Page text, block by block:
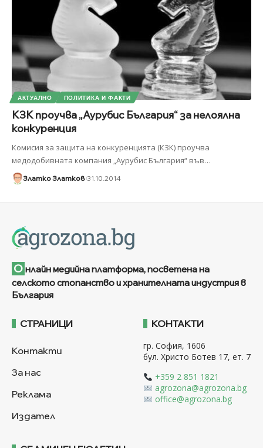
АКТУАЛНО ПОЛИТИКА И ФАКТИ
КЗК проучва „Аурубис България“ за нелоялна
конкуренция
Комисия за защита на конкуренцията (КЗК) проучва
медодобивната компания „Аурубис България“ във…
Златко Златков 31.10.2014
О нлайн медийна платформа, посветена на
селското стопанство и хранителната индустрия в
България
СТРАНИЦИ
Контакти
За нас
Реклама
Издател
КОНТАКТИ
гр. София, 1606
бул. Христо Ботев 17, ет. 7
+359 2 851 1821
agrozona@agrozona.bg
office@agrozona.bg